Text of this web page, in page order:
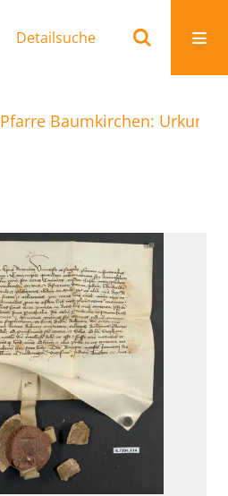
Detailsuche
Pfarre Baumkirchen: